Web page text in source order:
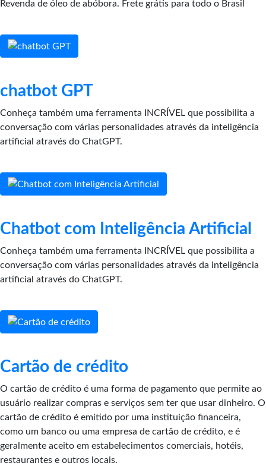
Revenda de óleo de abóbora. Frete grátis para todo o Brasil
chatbot GPT
Conheça também uma ferramenta INCRÍVEL que possibilita a
conversação com várias personalidades através da inteligência
artificial através do ChatGPT.
Chatbot com Inteligência Artificial
Conheça também uma ferramenta INCRÍVEL que possibilita a
conversação com várias personalidades através da inteligência
artificial através do ChatGPT.
Cartão de crédito
O cartão de crédito é uma forma de pagamento que permite ao
usuário realizar compras e serviços sem ter que usar dinheiro. O
cartão de crédito é emitido por uma instituição financeira,
como um banco ou uma empresa de cartão de crédito, e é
geralmente aceito em estabelecimentos comerciais, hotéis,
restaurantes e outros locais.